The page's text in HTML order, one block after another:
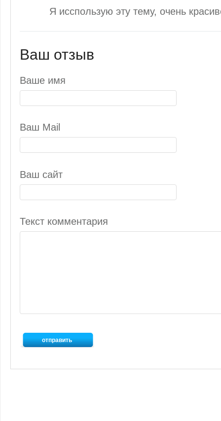
Я исспользую эту тему, очень
Ваш отзыв
Ваше имя
Ваш Mail
Ваш сайт
Текст комментария